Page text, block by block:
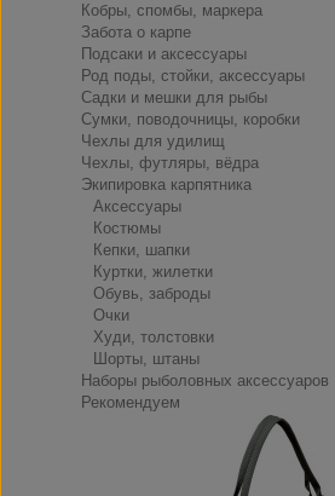
Кобры, спомбы, маркера
Забота о карпе
Подсаки и аксессуары
Род поды, стойки, аксессуары
Садки и мешки для рыбы
Сумки, поводочницы, коробки
Чехлы для удилищ
Чехлы, футляры, вёдра
Экипировка карпятника
Аксессуары
Костюмы
Кепки, шапки
Куртки, жилетки
Обувь, заброды
Очки
Худи, толстовки
Шорты, штаны
Наборы рыболовных аксессуаров
Рекомендуем